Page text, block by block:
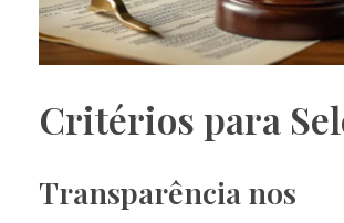
Critérios para
Transparência nos